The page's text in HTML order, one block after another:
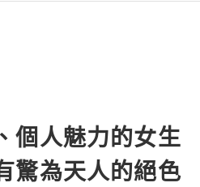
個人魅力的女生
驚為天人的絕色